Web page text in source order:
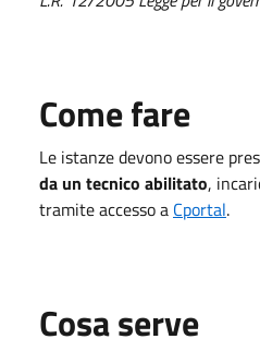
Come fare
Le istanze devono essere
da un tecnico abilitato,
tramite accesso a Cportal.
Cosa serve